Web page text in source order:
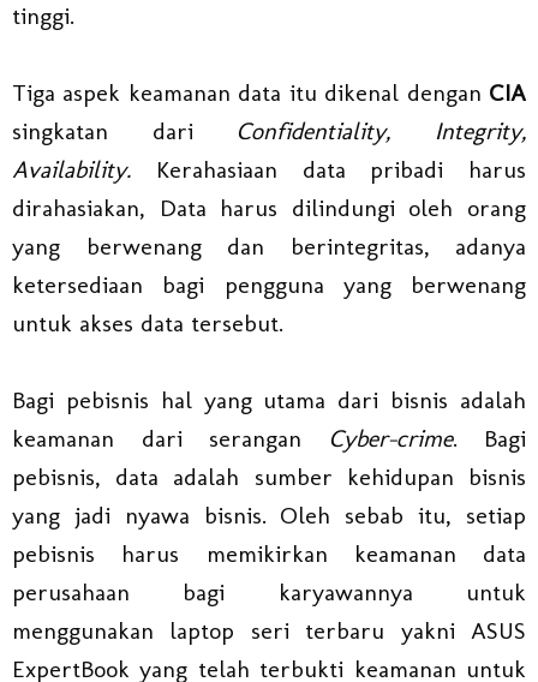
tinggi.
Tiga aspek keamanan data itu dikenal dengan CIA
singkatan dari Confidentiality, Integrity,
Availability. Kerahasiaan data pribadi harus
dirahasiakan, Data harus dilindungi oleh orang
yang berwenang dan berintegritas, adanya
ketersediaan bagi pengguna yang berwenang
untuk akses data tersebut.
Bagi pebisnis hal yang utama dari bisnis adalah
keamanan dari serangan
Cyber-crime. Bagi
pebisnis, data adalah sumber kehidupan bisnis
yang jadi nyawa bisnis. Oleh sebab itu, setiap
pebisnis harus memikirkan keamanan data
perusahaan bagi karyawannya untuk
menggunakan laptop seri terbaru yakni ASUS
ExpertBook yang telah terbukti keamanan untuk